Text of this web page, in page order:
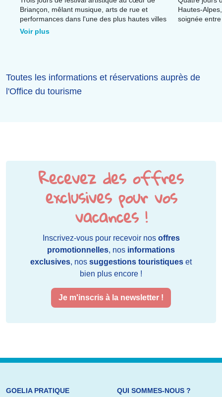
Briançon, mêlant musique, arts de rue et
performances dans l'une des plus hautes villes
d'Europe.
Voir plus
Hautes-
soignée
Toutes les informations et réservations auprès de
l'Office du tourisme
Recevez des offres
exclusives pour vos
vacances !
Inscrivez-vous pour recevoir nos offres
promotionnelles, nos informations
exclusives, nos suggestions touristiques et
bien plus encore !
Je m'inscris à la newsletter !
GOELIA PRATIQUE QUI SOMMES-NOUS ?